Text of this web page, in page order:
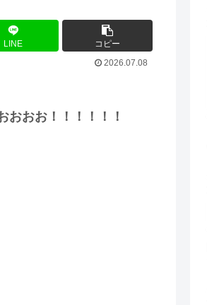
LINE
コピー
2026.07.08
おおお！！！！！！